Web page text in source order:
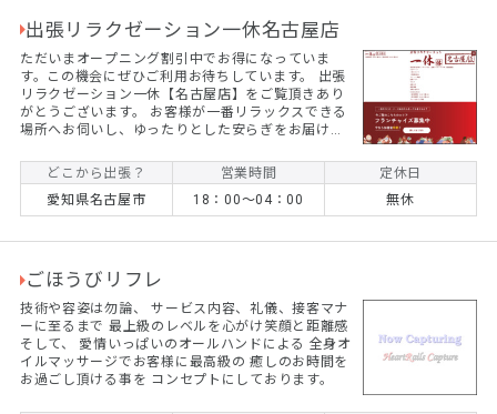
出張リラクゼーション一休名古屋店
ただいまオープニング割引中でお得になっていま
す。この機会にぜひご利用お待ちしています。 出張
リラクゼーション一休【名古屋店】をご覧頂きあり
がとうございます。 お客様が一番リラックスできる
場所へお伺いし、ゆったりとした安らぎをお届け致
状のお客様からご愛好賜っております。 一休では、
お客様お一人お一人に寄り添って、環境や状況やメ
ンタルに合わせて施術をご提供させて頂く事をモッ
トーにしております。 勿論、カップルやご夫婦、お
で頂いております...
どこから出張？ 営業時間
定休日
愛知県名古屋市
18：00～04：00 無休
ごほうびリフレ
技術や容姿は勿論、 サービス内容、礼儀、接客マナ
ーに至るまで 最上級のレベルを心がけ笑顔と距離感
そして、 愛情いっぱいのオールハンドによる 全身オ
イルマッサージでお客様に最高級の 癒しのお時間を
お過ごし頂ける事を コンセプトにしております。